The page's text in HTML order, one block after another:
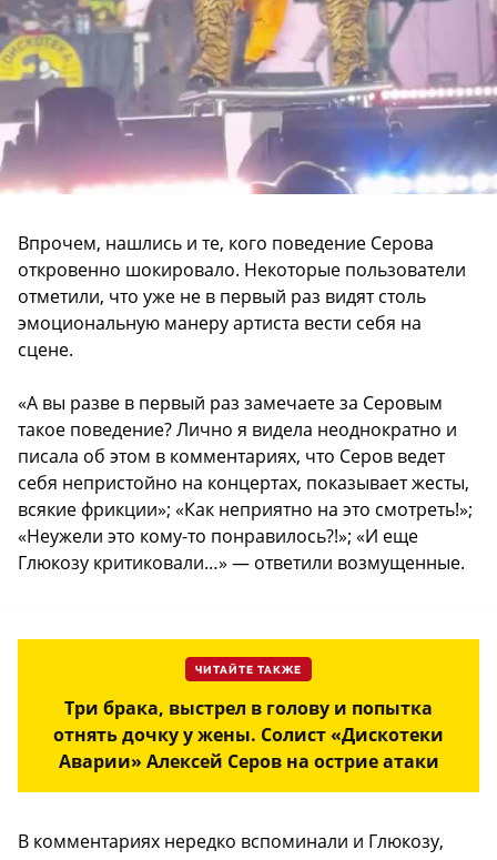
Впрочем, нашлись и те, кого поведение Серова
откровенно шокировало. Некоторые пользователи
отметили, что уже не в первый раз видят столь
эмоциональную манеру артиста вести себя на
сцене.
«А вы разве в первый раз замечаете за Серовым
такое поведение? Лично я видела неоднократно и
писала об этом в комментариях, что Серов ведет
себя непристойно на концертах, показывает жесты,
всякие фрикции»; «Как неприятно на это смотреть!»;
«Неужели это кому-то понравилось?!»; «И еще
Глюкозу критиковали…» — ответили возмущенные.
ЧИТАЙТЕ ТАКЖЕ
Три брака, выстрел в голову и попытка
отнять дочку у жены. Солист «Дискотеки
Аварии» Алексей Серов на острие атаки
В комментариях нередко вспоминали и Глюкозу,